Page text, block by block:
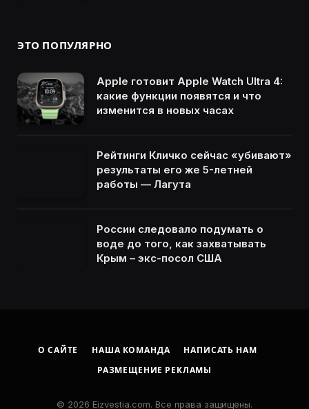
ЭТО ПОПУЛЯРНО
Apple готовит Apple Watch Ultra 4:
какие функции появятся и что
изменится в новых часах
Рейтинги Кличко сейчас «убивают»
результаты его же 5-летней
работы — Лагута
России следовало подумать о
воде до того, как захватывать
Крым – экс-посол США
О САЙТЕ НАША КОМАНДА
НАПИСАТЬ НАМ
РАЗМЕЩЕНИЕ РЕКЛАМЫ
© 2026 Eizvestia.com. Все права защищены.